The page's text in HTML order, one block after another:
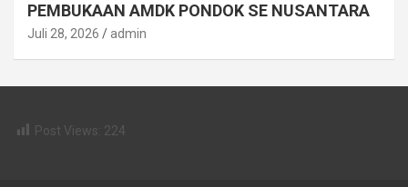
PEMBUKAAN AMDK PONDOK SE NUSANTARA
Juli 28, 2026 admin
Post Views: 224